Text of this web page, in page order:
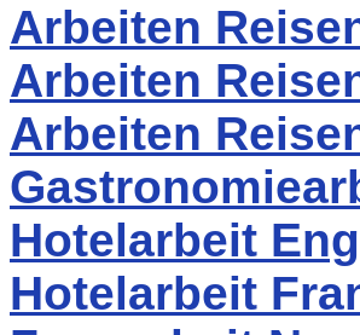
Arbeiten
Arbeiten
Arbeiten
Hotelarbeit
Hotelarbeit